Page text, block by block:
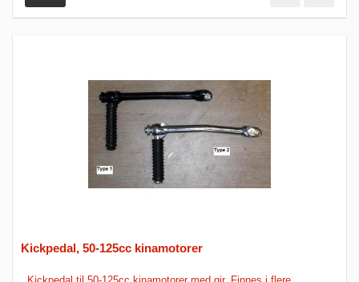
Kickpedal, 50-125cc kinamotorer